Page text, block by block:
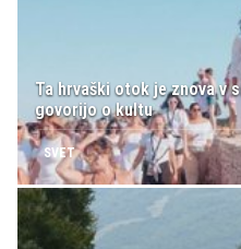
Ta hrvaški otok je znova v
govorijo o kultu
SVET